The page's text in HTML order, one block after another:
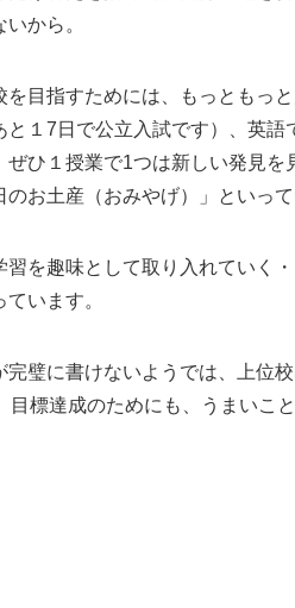
から。
目指すためには、もっともっ
１7日で公立入試です）、英
ひ１授業で1つは新しい発見を
お土産（おみやげ）」といって
を趣味として取り入れていく
います。
璧に書けないようでは、上位
標達成のためにも、うまいこ